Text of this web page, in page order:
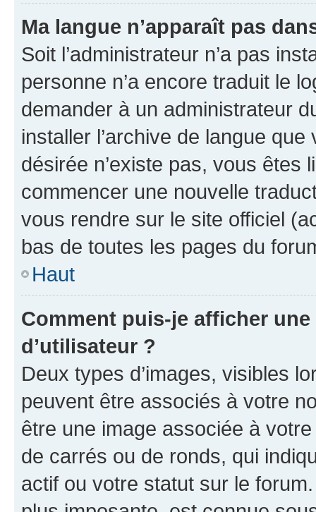
Ma langue n’apparaît pas
Soit l’administrateur n’a pas
personne n’a encore traduit le
demander à un administrateur
installer l’archive de langue
désirée n’existe pas, vous êtes
commencer une nouvelle
vous rendre sur le site officiel
bas de toutes les pages du
Haut
Comment puis-je afficher
d’utilisateur ?
Deux types d’images, visibles
peuvent être associés à votre
être une image associée à
de carrés ou de ronds, qui
actif ou votre statut sur le